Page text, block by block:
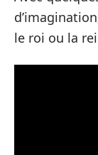
le roi ou la